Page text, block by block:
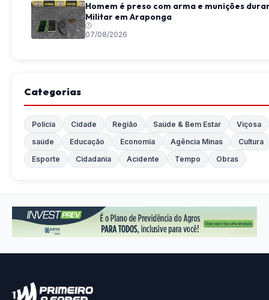
Homem é preso com arma e munições
Militar em Araponga
07/08/2026
Categorias
Polícia Cidade Região Saúde & Bem Estar
Viçosa
saúde
Educação Economia Agência Minas
Cultura
Esporte
Cidadania Acidente Tempo Obras